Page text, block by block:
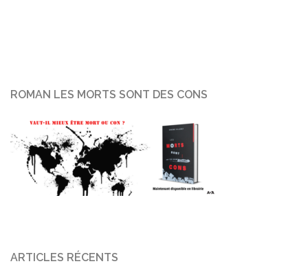
ROMAN LES MORTS SONT DES CONS
ARTICLES RÉCENTS